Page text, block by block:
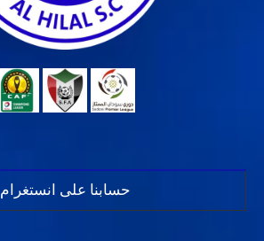
حسابنا على انستغرام